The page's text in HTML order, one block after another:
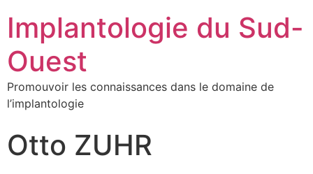
Implantologie du Sud-
Ouest
Promouvoir les connaissances dans le domaine de
l’implantologie
Otto ZUHR